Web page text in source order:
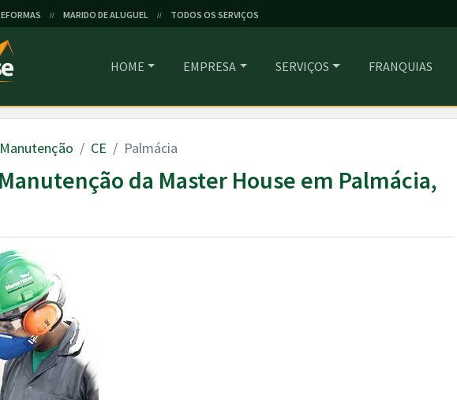
// MARIDO DE ALUGUEL // TODOS OS SERVIÇOS
HOME EMPRESA SERVIÇOS FRANQUIAS
CE Palmácia
da Master House em Palmácia,